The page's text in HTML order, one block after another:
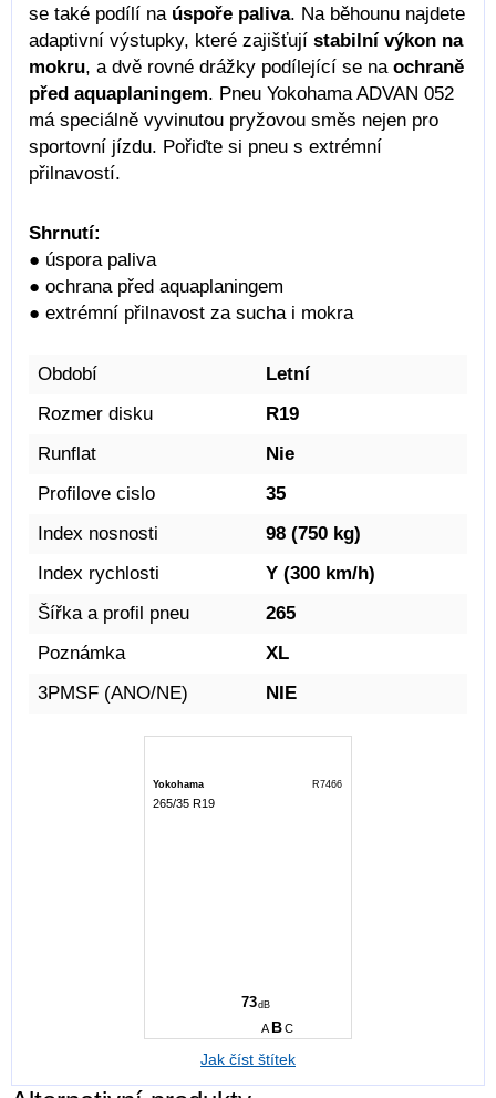
se také podílí na úspoře paliva. Na běhounu najdete
adaptivní výstupky, které zajišťují stabilní výkon na
mokru, a dvě rovné drážky podílející se na ochraně
před aquaplaningem. Pneu Yokohama ADVAN 052
má speciálně vyvinutou pryžovou směs nejen pro
sportovní jízdu. Pořiďte si pneu s extrémní
přilnavostí.
Shrnutí:
● úspora paliva
● ochrana před aquaplaningem
● extrémní přilnavost za sucha i mokra
Období
Letní
Rozmer disku
R19
Runflat
Nie
Profilove cislo
35
Index nosnosti
98 (750 kg)
Index rychlosti
Y (300 km/h)
Šířka a profil pneu
265
Poznámka
XL
3PMSF (ANO/NE)
NIE
Yokohama R7466
265/35 R19
A B C
73 dB
Jak číst štítek